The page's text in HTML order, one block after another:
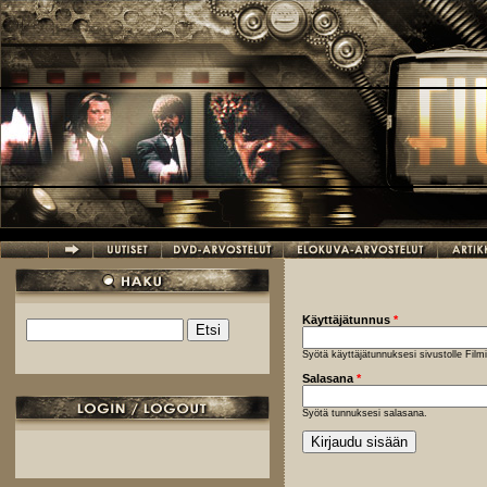
Hyppää pääsisältöön
Hakulomake
Käyttäjätunnus *
Syötä käyttäjätunnuksesi sivustolle
Salasana *
Syötä tunnuksesi salasana.